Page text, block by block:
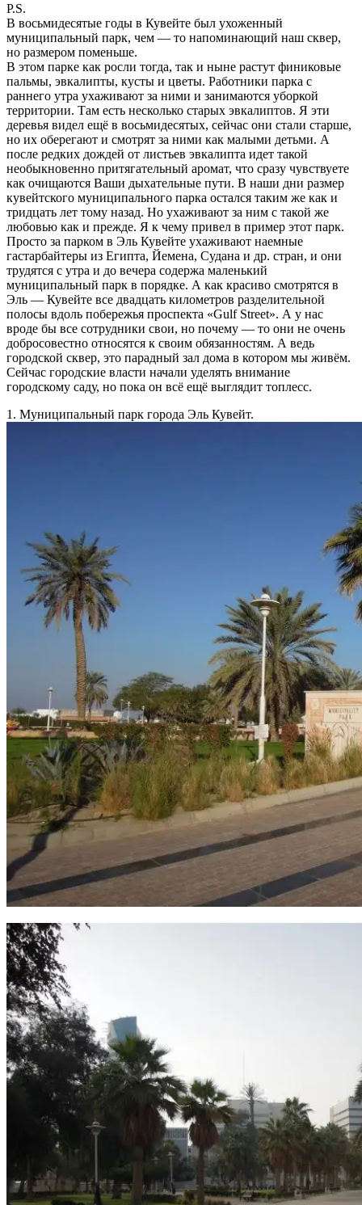
P.S.
В восьмидесятые годы в Кувейте был ухоженный
муниципальный парк, чем — то напоминающий наш сквер,
но размером поменьше.
В этом парке как росли тогда, так и ныне растут финиковые
пальмы, эвкалипты, кусты и цветы. Работники парка с
раннего утра ухаживают за ними и занимаются уборкой
территории. Там есть несколько старых эвкалиптов. Я эти
деревья видел ещё в восьмидесятых, сейчас они стали старше,
но их оберегают и смотрят за ними как малыми детьми. А
после редких дождей от листьев эвкалипта идет такой
необыкновенно притягательный аромат, что сразу чувствуете
как очищаются Ваши дыхательные пути. В наши дни размер
кувейтского муниципального парка остался таким же как и
тридцать лет тому назад. Но ухаживают за ним с такой же
любовью как и прежде. Я к чему привел в пример этот парк.
Просто за парком в Эль Кувейте ухаживают наемные
гастарбайтеры из Египта, Йемена, Судана и др. стран, и они
трудятся с утра и до вечера содержа маленький
муниципальный парк в порядке. А как красиво смотрятся в
Эль — Кувейте все двадцать километров разделительной
полосы вдоль побережья проспекта «Gulf Street». А у нас
вроде бы все сотрудники свои, но почему — то они не очень
добросовестно относятся к своим обязанностям. А ведь
городской сквер, это парадный зал дома в котором мы живём.
Сейчас городские власти начали уделять внимание
городскому саду, но пока он всё ещё выглядит топлесс.
1. Муниципальный парк города Эль Кувейт.